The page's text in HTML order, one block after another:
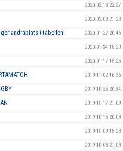
2020-02-13 22:27
2020-02-03 21:23
andraplats i tabellen! 2020-01-27 20:46
2020-01-24 18:20
2020-01-17 18:25
2019-11-02 16:36
2019-10-25 20:34
2019-10-17 21:09
2019-10-15 20:03
2019-10-09 18:28
2019-10-08 21:08